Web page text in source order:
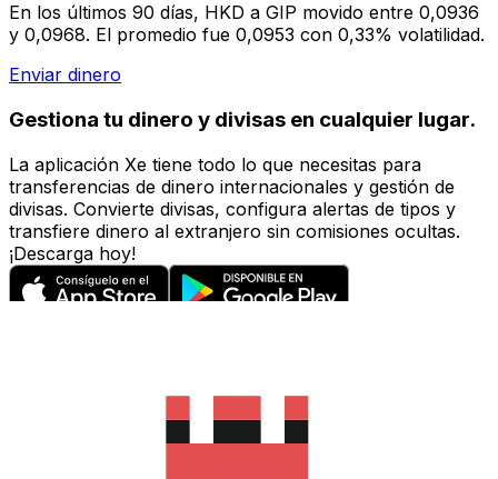
En los últimos 90 días, HKD a GIP movido entre 0,0936
y 0,0968. El promedio fue 0,0953 con 0,33% volatilidad.
Enviar dinero
Gestiona tu dinero y divisas en cualquier lugar.
La aplicación Xe tiene todo lo que necesitas para
transferencias de dinero internacionales y gestión de
divisas. Convierte divisas, configura alertas de tipos y
transfiere dinero al extranjero sin comisiones ocultas.
¡Descarga hoy!